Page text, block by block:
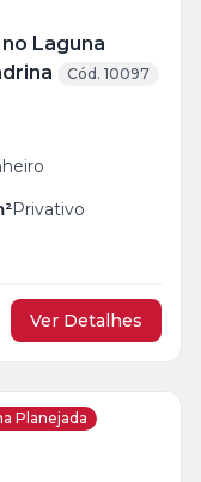
Laguna
Cód. 10097
Privativo
Ver Detalhes
Planejada